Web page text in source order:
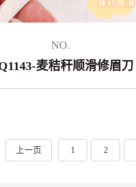
NO.
麦秸秆顺滑修眉刀
上一页 1 2